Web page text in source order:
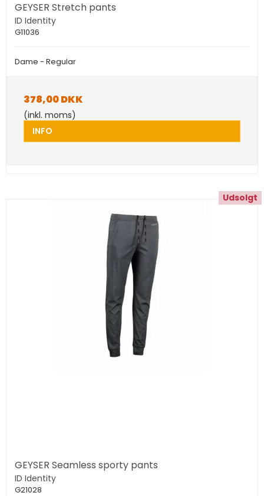
GEYSER Stretch pants
ID Identity
G11036
Dame - Regular
378,00 DKK
(inkl. moms)
INFO
Udsolgt
GEYSER Seamless sporty pants
ID Identity
G21028